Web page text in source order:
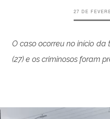
27 DE
O caso ocorreu no início
(27) e os criminosos foram
Tocador